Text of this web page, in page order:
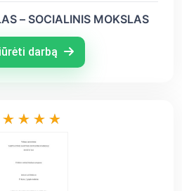
– SOCIALINIS MOKSLAS
darbą